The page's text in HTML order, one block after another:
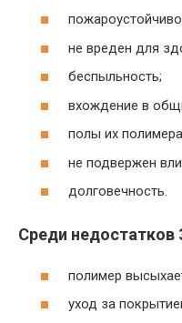
не вреден для
беспыльность;
вхождение в
полы их
не подвержен
долговечность.
Среди недостатков
полимер
уход за